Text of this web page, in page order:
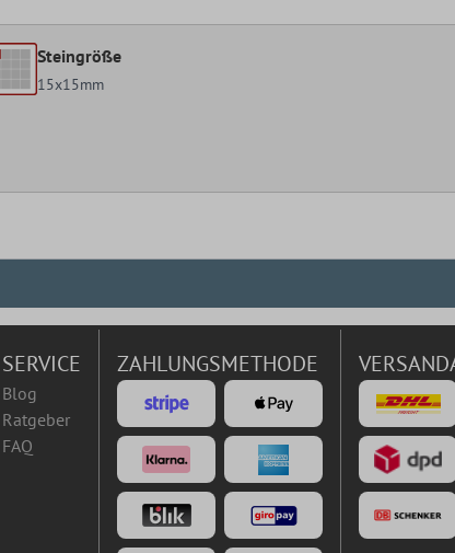
Steingröße
15x15mm
SERVICE
Blog
Ratgeber
FAQ
ZAHLUNGSMETHODE